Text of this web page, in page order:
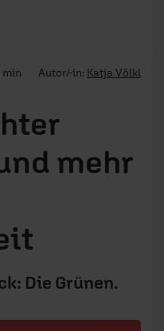
min Autor/-in: Katja Völkl
mehr
Die Grünen.